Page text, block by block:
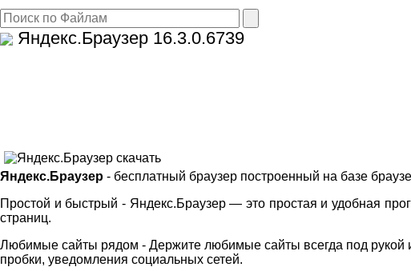
Яндекс.Браузер 16.3.0.6739
Яндекс.Браузер - бесплатный браузер построенный на базе
Простой и быстрый - Яндекс.Браузер — это простая и удобная
страниц.
Любимые сайты рядом - Держите любимые сайты всегда под рукой
пробки, уведомления социальных сетей.